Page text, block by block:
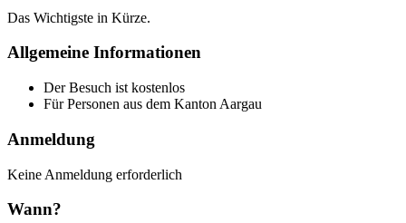
Das Wichtigste in Kürze.
Allgemeine Informationen
Der Besuch ist kostenlos
Für Personen aus dem Kanton Aargau
Anmeldung
Keine Anmeldung erforderlich
Wann?